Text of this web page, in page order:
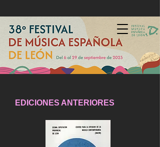
EDICIONES ANTERIORES